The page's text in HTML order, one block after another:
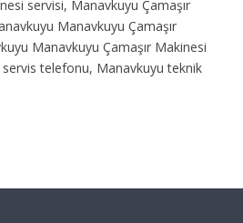
servisi, Manavkuyu Çamaşır
Manavkuyu Çamaşır
Manavkuyu Çamaşır Makinesi
telefonu, Manavkuyu teknik